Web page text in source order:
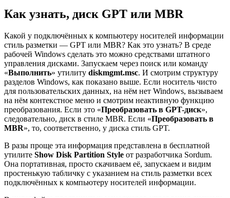
Как узнать, диск GPT или MBR
Какой у подключённых к компьютеру носителей информации
стиль разметки — GPT или MBR? Как это узнать? В среде
рабочей Windows сделать это можно средствами штатного
управления дисками. Запускаем через поиск или команду
«Выполнить» утилиту diskmgmt.msc. И смотрим структуру
разделов Windows, как показано выше. Если носитель чисто
для пользовательских данных, на нём нет Windows, вызываем
на нём контекстное меню и смотрим неактивную функцию
преобразования. Если это «Преобразовать в GPT-диск»,
следовательно, диск в стиле MBR. Если «Преобразовать в
MBR», то, соответственно, у диска стиль GPT.
В разы проще эта информация представлена в бесплатной
утилите Show Disk Partition Style от разработчика Sordum.
Она портативная, просто скачиваем её, запускаем и видим
простенькую табличку с указанием на стиль разметки всех
подключённых к компьютеру носителей информации.